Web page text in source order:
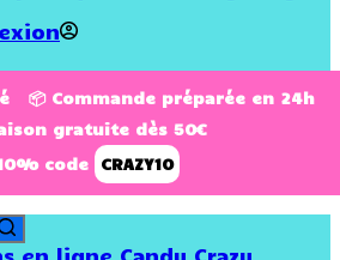
📦 Commande préparée en 24h
gratuite dès 50€
code
CRAZY10